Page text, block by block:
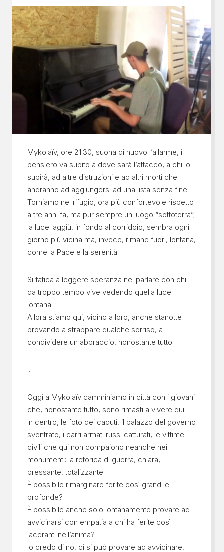
Mykolaïv, ore 21:30, suona di nuovo l’allarme, il
pensiero va subito a dove sarà l’attacco, a chi lo
subirà, ad altre distruzioni e ad altri morti che
andranno ad aggiungersi ad una lista senza fine.
Torniamo nel rifugio, ora più confortevole rispetto
a tre anni fa, ma pur sempre un luogo “sottoterra”;
la luce laggiù, in fondo al corridoio, sembra ogni
giorno più vicina ma, invece, rimane fuori, lontana,
come la Pace e la serenità.
Si fatica a leggere speranza nel parlare con chi
da troppo tempo vive vedendo quella luce
lontana.
Allora stiamo qui, vicino a loro, anche stanotte
provando a strappare qualche sorriso, a
condividere un abbraccio, nonostante tutto.
...
Oggi a Mykolaïv camminiamo in città con i giovani
che, nonostante tutto, sono rimasti a vivere qui.
In centro, le foto dei caduti, il palazzo del governo
sventrato, i carri armati russi catturati, le vittime
civili che qui non compaiono neanche nei
monumenti: la retorica di guerra, chiara,
pressante, totalizzante.
È possibile rimarginare ferite così grandi e
profonde?
È possibile anche solo lontanamente provare ad
avvicinarsi con empatia a chi ha ferite così
laceranti nell’anima?
Io credo di no, ci si può provare ad avvicinare,